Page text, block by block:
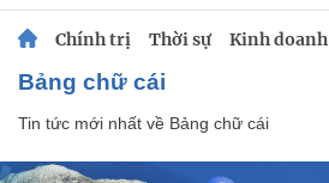
Chính trị Thời sự Kinh doanh
Bảng chữ cái
Tin tức mới nhất về Bảng chữ cái